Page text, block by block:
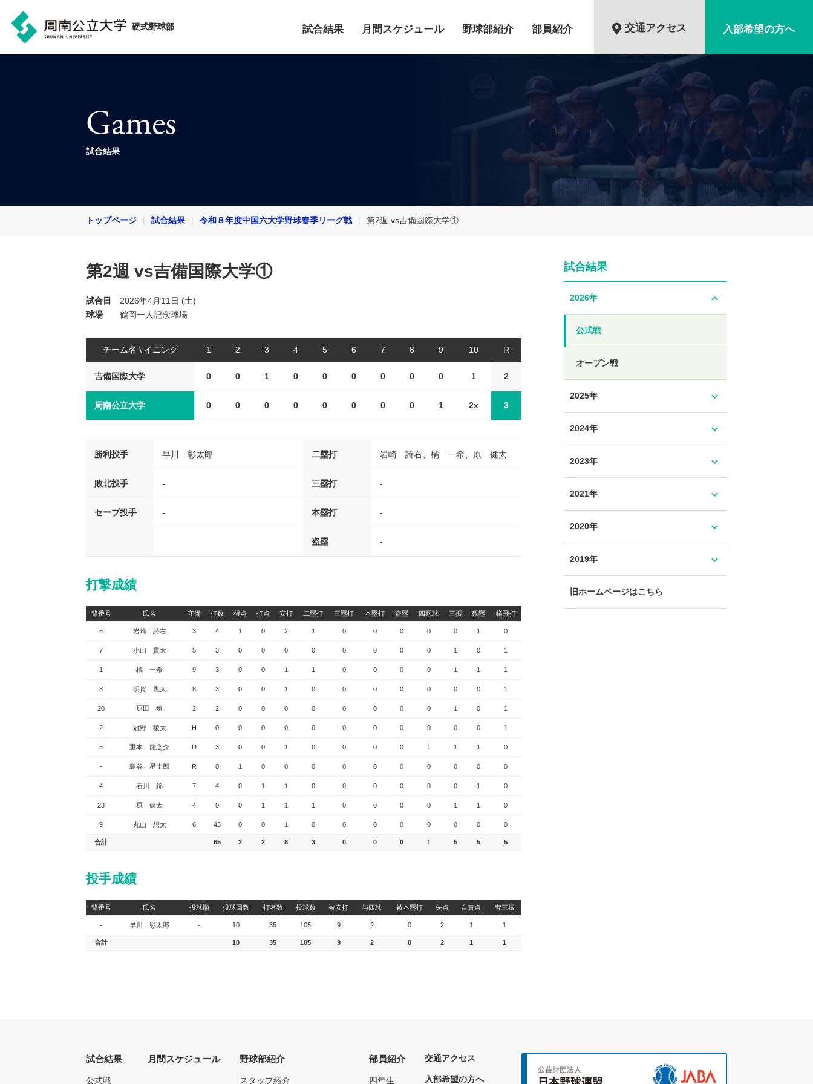
硬式野球部 試合結果 月間スケジュール 野球部紹介 部員紹介 交通アクセス 入部希望の方へ
Games
試合結果
トップページ 試合結果 令和８年度中国六大学野球春季リーグ戦 第2週 vs吉備国際大学①
第2週 vs吉備国際大学①
試合日
2026年4月11日 (土)
球場
鶴岡一人記念球場
チーム名 \ イニング 1 2 3 4 5 6 7 8 9 10 R
吉備国際大学 0 0 1 0 0 0 0 0 0 1 2
周南公立大学 0 0 0 0 0 0 0 0 1 2x 3
勝利投手 早川 彰太郎 二塁打 岩崎 詩右、橘 一希、原 健太
敗北投手 - 三塁打 -
セーブ投手 - 本塁打 -
盗塁 -
打撃成績
背番号 氏名 守備 打数 得点 打点 安打 二塁打 三塁打 本塁打 盗塁 四死球 三振 残塁 犠飛打
6 岩崎 詩右 3 4 1 0 2 1 0 0 0 0 0 1 0
7 小山 貫太 5 3 0 0 0 0 0 0 0 0 1 0 1
1 橘 一希 9 3 0 0 1 1 0 0 0 0 1 1 1
8 明賀 風太 8 3 0 0 1 0 0 0 0 0 0 0 1
20 原田 燎 2 2 0 0 0 0 0 0 0 0 1 0 1
2 冠野 稜太 H 0 0 0 0 0 0 0 0 0 0 0 1
5 重本 龍之介 D 3 0 0 1 0 0 0 0 1 1 1 0
- 島谷 星士郎 R 0 1 0 0 0 0 0 0 0 0 0 0
4 石川 錦 7 4 0 1 1 0 0 0 0 0 0 1 0
23 原 健太 4 0 0 1 1 1 0 0 0 0 1 1 0
9 丸山 想太 6 43 0 0 1 0 0 0 0 0 0 0 0
合計 65 2 2 8 3 0 0 0 1 5 5 5
投手成績
背番号 氏名 投球順 投球回数 打者数 投球数 被安打 与四球 被本塁打 失点 自責点 奪三振
- 早川 彰太郎 - 10 35 105 9 2 0 2 1 1
合計 10 35 105 9 2 0 2 1 1
試合結果
2026年 expand_less
公式戦
オープン戦
2025年 expand_more
2024年 expand_more
2023年 expand_more
2021年 expand_more
2020年 expand_more
2019年 expand_more
旧ホームページはこちら
試合結果
公式戦
月間スケジュール 野球部紹介
スタッフ紹介
部員紹介
四年生
交通アクセス
入部希望の方へ